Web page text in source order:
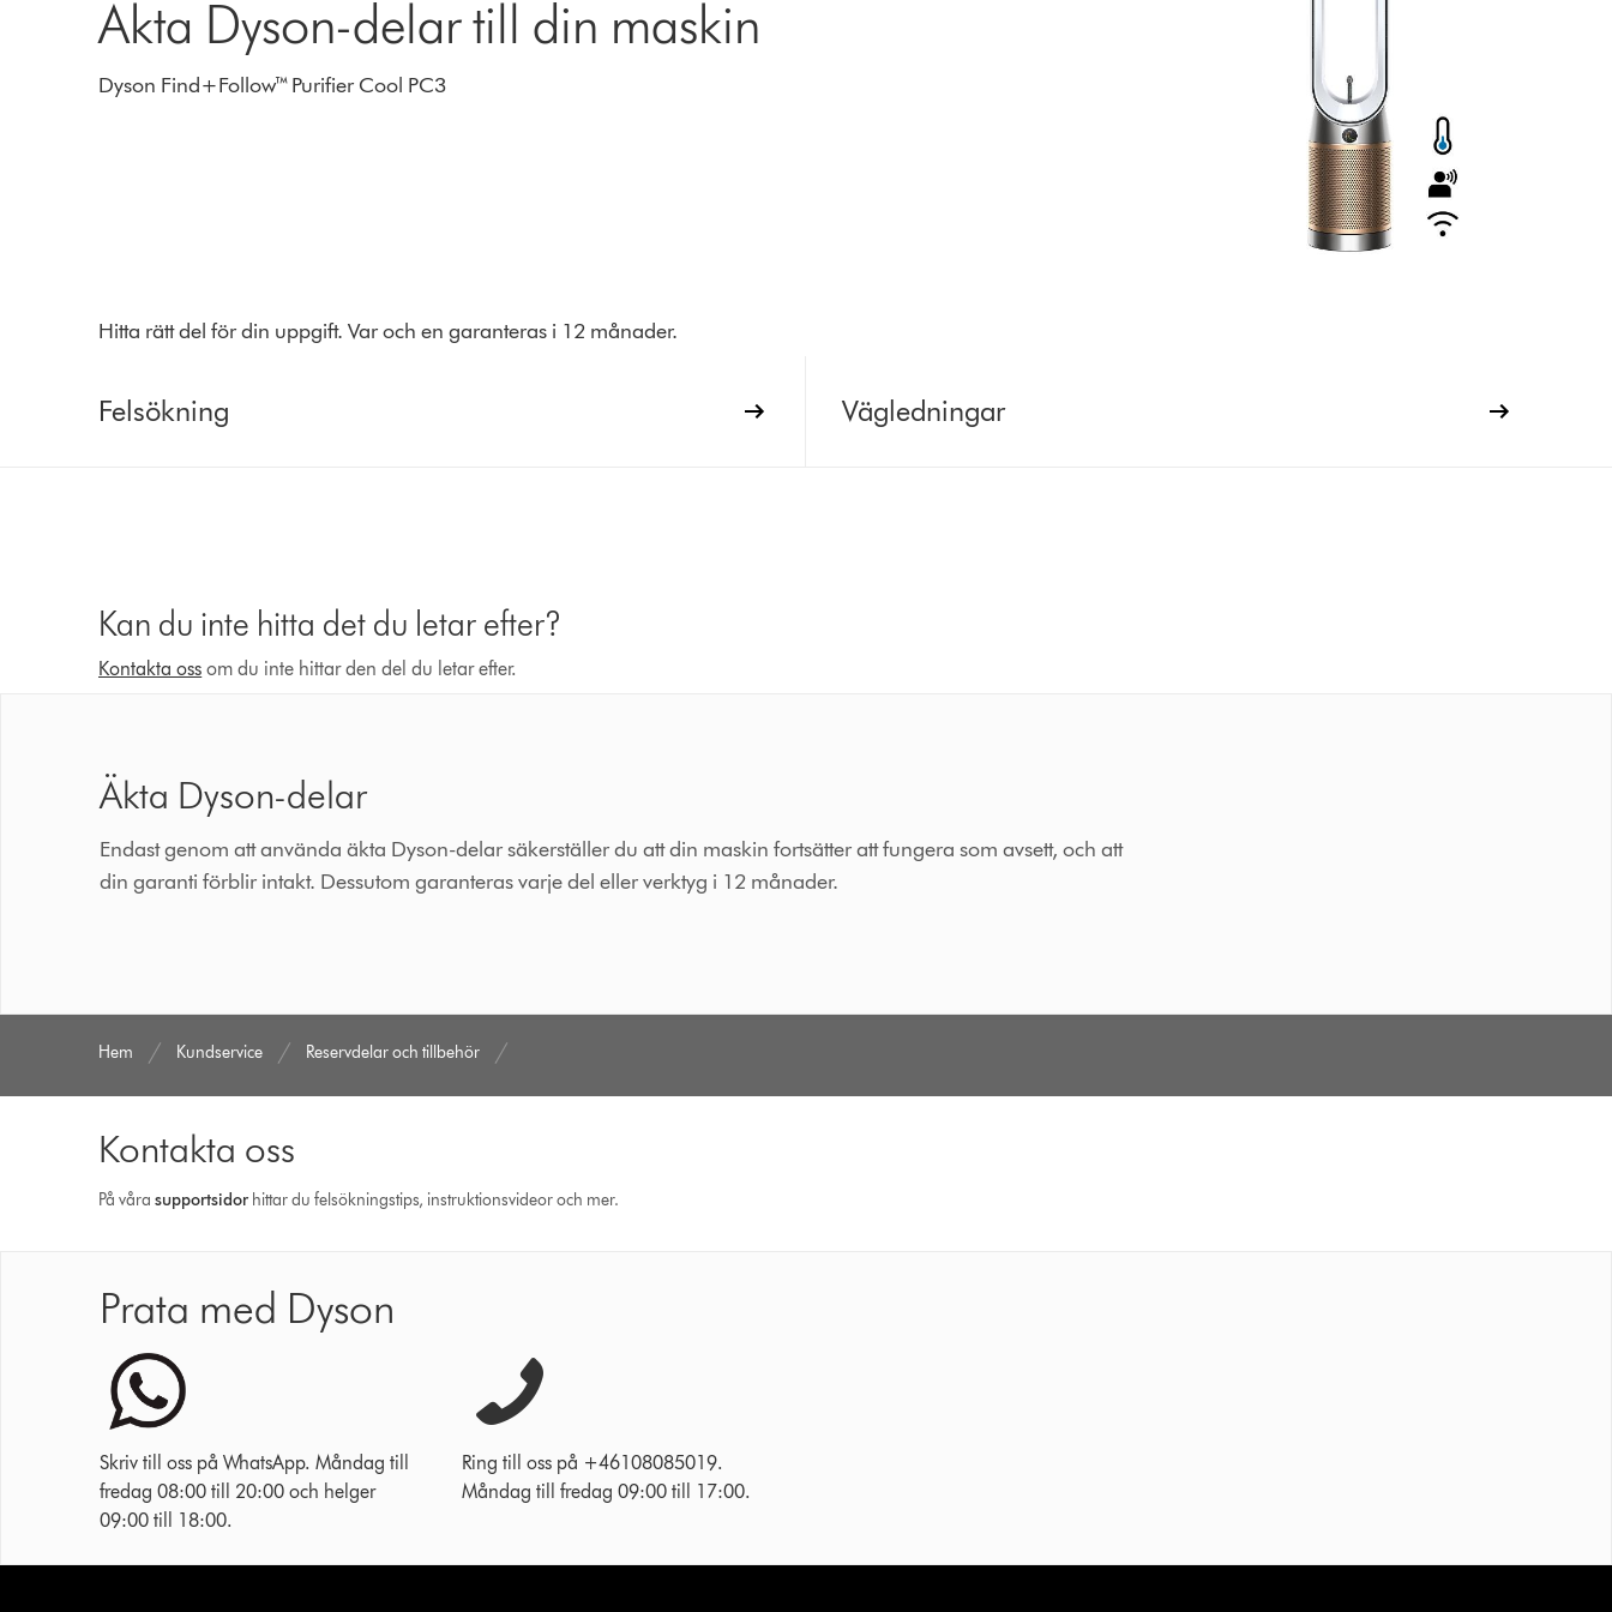
Äkta Dyson-delar till din maskin
Dyson Find+Follow™ Purifier Cool PC3
Hitta rätt del för din uppgift. Var och en garanteras i 12 månader.
Felsökning Vägledningar
Kan du inte hitta det du letar efter?
Kontakta oss om du inte hittar den del du letar efter.
Äkta Dyson-delar
Endast genom att använda äkta Dyson-delar säkerställer du att din maskin fortsätter att fungera som avsett, och att
din garanti förblir intakt. Dessutom garanteras varje del eller verktyg i 12 månader.
Hem Kundservice Reservdelar och tillbehör
Kontakta oss
På vårasupport­sidor hittar du felsökningstips, instruktionsvideor och mer.
Prata med Dyson
Skriv till oss på WhatsApp. Måndag till
fredag 08:00 till 20:00 och helger
09:00 till 18:00.
Ring till oss på +46108085019.
Måndag till fredag 09:00 till 17:00.